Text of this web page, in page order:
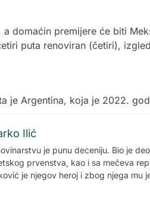
a domaćin premijere će biti
puta renoviran (četiri),
je Argentina, koja je 2022.
Ilić
je punu deceniju. Bio je
prvenstva, kao i sa mečeva
je njegov heroj i zbog njega mu